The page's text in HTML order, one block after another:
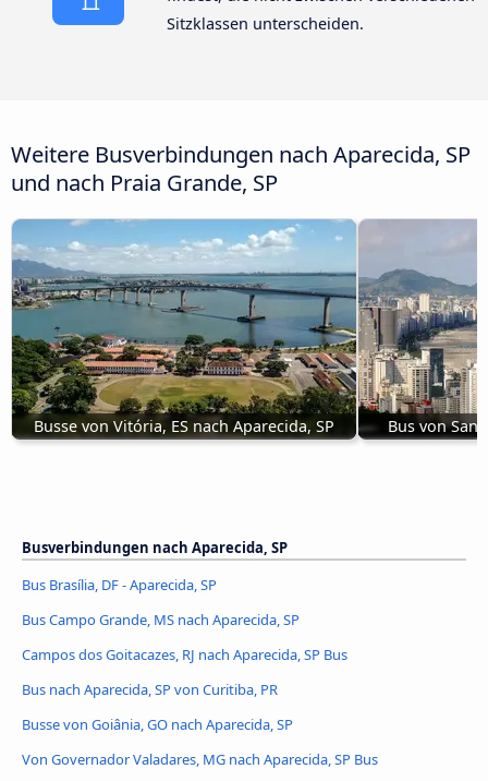
Sitzklassen unterscheiden.
Weitere Busverbindungen nach Aparecida, SP
und nach Praia Grande, SP
Busse von Vitória, ES nach Aparecida, SP Bus von
Busverbindungen nach Aparecida, SP
Bus Brasília, DF - Aparecida, SP
Bus Campo Grande, MS nach Aparecida, SP
Campos dos Goitacazes, RJ nach Aparecida, SP Bus
Bus nach Aparecida, SP von Curitiba, PR
Busse von Goiânia, GO nach Aparecida, SP
Von Governador Valadares, MG nach Aparecida, SP Bus